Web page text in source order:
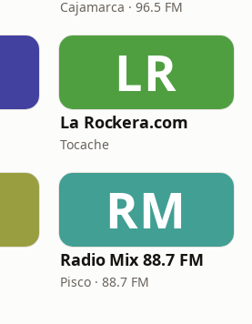
Cajamarca · 96.5 FM
LR
La Rockera.com
Tocache
RM
Radio Mix 88.7 FM
Pisco · 88.7 FM